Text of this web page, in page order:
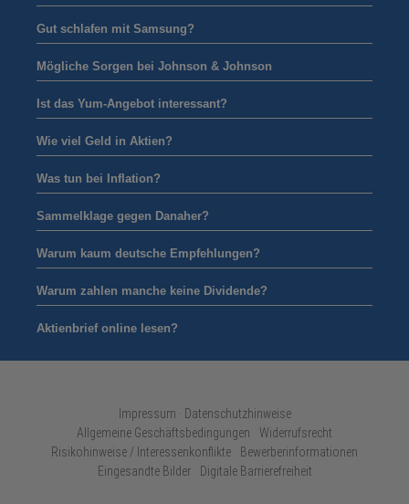
Gut schlafen mit Samsung?
Mögliche Sorgen bei Johnson & Johnson
Ist das Yum-Angebot interessant?
Wie viel Geld in Aktien?
Was tun bei Inflation?
Sammelklage gegen Danaher?
Warum kaum deutsche Empfehlungen?
Warum zahlen manche keine Dividende?
Aktienbrief online lesen?
Impressum · Datenschutzhinweise
Allgemeine Geschäftsbedingungen
Widerrufsrecht
Risikohinweise / Interessenkonflikte
Bewerberinformationen
Eingesandte Bilder
Digitale Barrierefreiheit